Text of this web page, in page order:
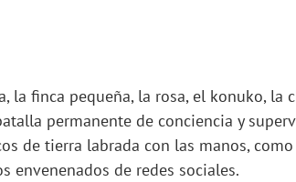
la finca pequeña, la rosa, el konuko, la
permanente de conciencia y
de tierra labrada con las manos,
envenenados de redes sociales.